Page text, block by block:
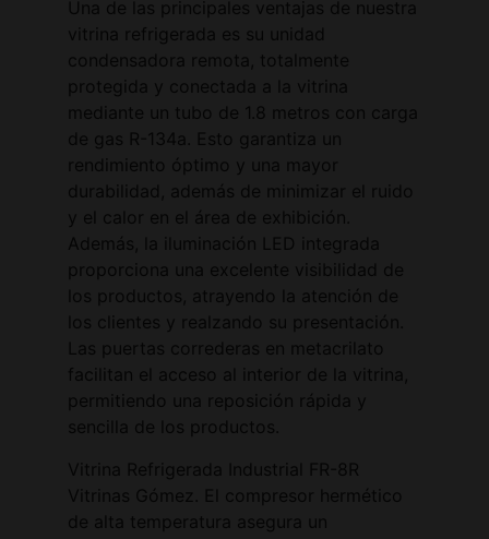
Una de las principales ventajas de nuestra
vitrina refrigerada es su unidad
condensadora remota, totalmente
protegida y conectada a la vitrina
mediante un tubo de 1.8 metros con carga
de gas R-134a. Esto garantiza un
rendimiento óptimo y una mayor
durabilidad, además de minimizar el ruido
y el calor en el área de exhibición.
Además, la iluminación LED integrada
proporciona una excelente visibilidad de
los productos, atrayendo la atención de
los clientes y realzando su presentación.
Las puertas correderas en metacrilato
facilitan el acceso al interior de la vitrina,
permitiendo una reposición rápida y
sencilla de los productos.
Vitrina Refrigerada Industrial FR-8R
Vitrinas Gómez. El compresor hermético
de alta temperatura asegura un